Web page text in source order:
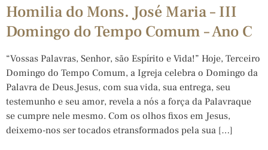
Homilia do Mons. José Maria – III
Domingo do Tempo Comum – Ano C
“Vossas Palavras, Senhor, são Espírito e Vida!” Hoje, Terceiro
Domingo do Tempo Comum, a Igreja celebra o Domingo da
Palavra de Deus.Jesus, com sua vida, sua entrega, seu
testemunho e seu amor, revela a nós a força da Palavraque
se cumpre nele mesmo. Com os olhos fixos em Jesus,
deixemo-nos ser tocados etransformados pela sua […]